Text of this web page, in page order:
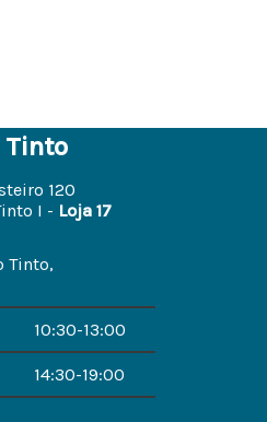
Tinto
120
I - Loja 17
Tinto,
10:30-13:00
14:30-19:00